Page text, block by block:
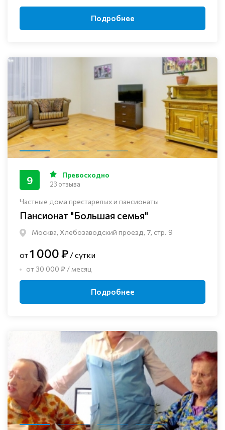
Подробнее
Частные дома престарелых и пансионаты
Пансионат "Большая семья"
Москва, Хлебозаводский проезд, 7, стр. 9
9 Превосходно
23 отзыва
от1 000 ₽ / сутки
от 30 000 ₽ / месяц
Подробнее